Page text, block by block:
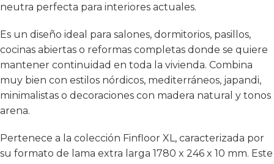
neutra perfecta para interiores actuales.
Es un diseño ideal para salones, dormitorios, pasillos,
cocinas abiertas o reformas completas donde se quiere
mantener continuidad en toda la vivienda. Combina
muy bien con estilos nórdicos, mediterráneos, japandi,
minimalistas o decoraciones con madera natural y tonos
arena.
Pertenece a la colección Finfloor XL, caracterizada por
su formato de lama extra larga 1780 x 246 x 10 mm. Este